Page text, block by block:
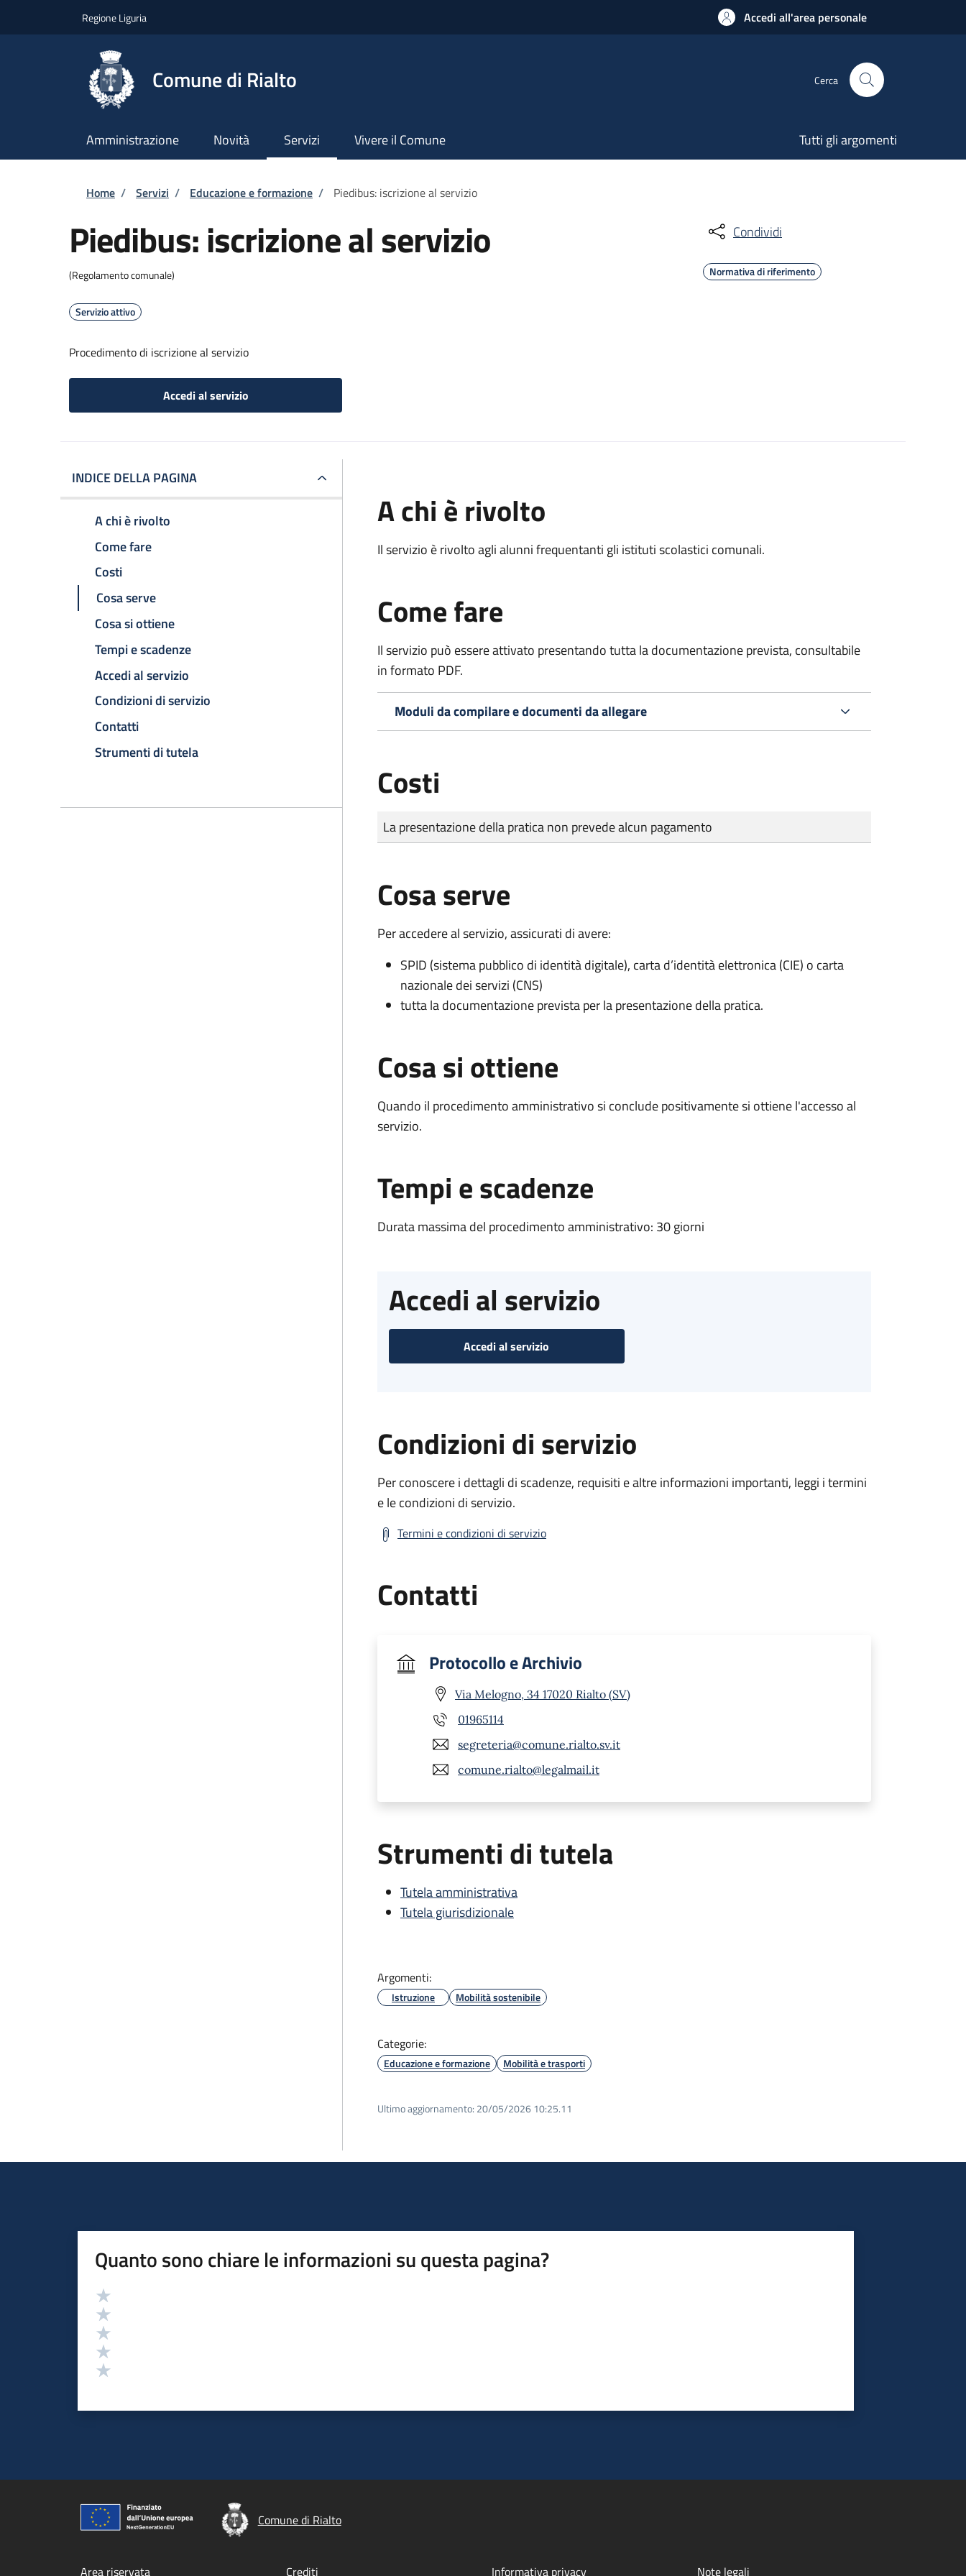
Regione Liguria Accedi all'area personale
Comune di Rialto Cerca
Amministrazione Novità Servizi Vivere il Comune Tutti gli argomenti
Briciole di pane
Home / Servizi / Educazione e formazione / Piedibus: iscrizione al servizio
Piedibus: iscrizione al servizio
(Regolamento comunale)
Servizio attivo
Procedimento di iscrizione al servizio
Accedi al servizio
Condividi
Normativa di riferimento
INDICE DELLA PAGINA
A chi è rivolto
Come fare
Costi
Cosa serve
Cosa si ottiene
Tempi e scadenze
Accedi al servizio
Condizioni di servizio
Contatti
Strumenti di tutela
A chi è rivolto
Il servizio è rivolto agli alunni frequentanti gli istituti scolastici comunali.
Come fare
Il servizio può essere attivato presentando tutta la documentazione prevista, consultabile
in formato PDF.
Moduli da compilare e documenti da allegare
Costi
Tipo di pagamento
Importo
La presentazione della pratica non prevede alcun pagamento
Cosa serve
Per accedere al servizio, assicurati di avere:
SPID (sistema pubblico di identità digitale), carta d’identità elettronica (CIE) o carta
nazionale dei servizi (CNS)
tutta la documentazione prevista per la presentazione della pratica.
Cosa si ottiene
Quando il procedimento amministrativo si conclude positivamente si ottiene l'accesso al
servizio.
Tempi e scadenze
Durata massima del procedimento amministrativo: 30 giorni
Accedi al servizio
Accedi al servizio
Condizioni di servizio
Per conoscere i dettagli di scadenze, requisiti e altre informazioni importanti, leggi i termini
e le condizioni di servizio.
Termini e condizioni di servizio
Contatti
Protocollo e Archivio
Via Melogno, 34 17020 Rialto (SV)
01965114
segreteria@comune.rialto.sv.it
comune.rialto@legalmail.it
Strumenti di tutela
Tutela amministrativa
Tutela giurisdizionale
Argomenti:
Istruzione Mobilità sostenibile
Categorie:
Educazione e formazione Mobilità e trasporti
Ultimo aggiornamento: 20/05/2026 10:25.11
Quanto sono chiare le informazioni su questa pagina?
Valutazione
Comune di Rialto
Area riservata Crediti Informativa privacy Note legali